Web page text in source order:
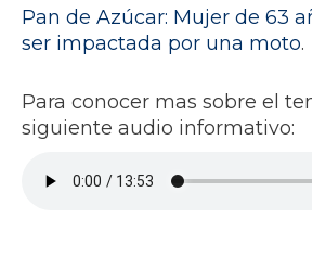
Pan de Azúcar: Mujer de 63
ser impactada por una moto.
Para conocer mas sobre el
siguiente audio informativo: